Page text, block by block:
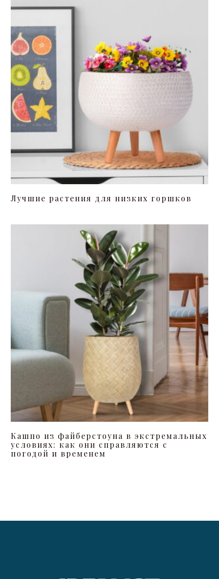
Лучшие растения для низких горшков
Кашпо из файберстоуна в экстремальных
условиях: как они справляются с
погодой и временем